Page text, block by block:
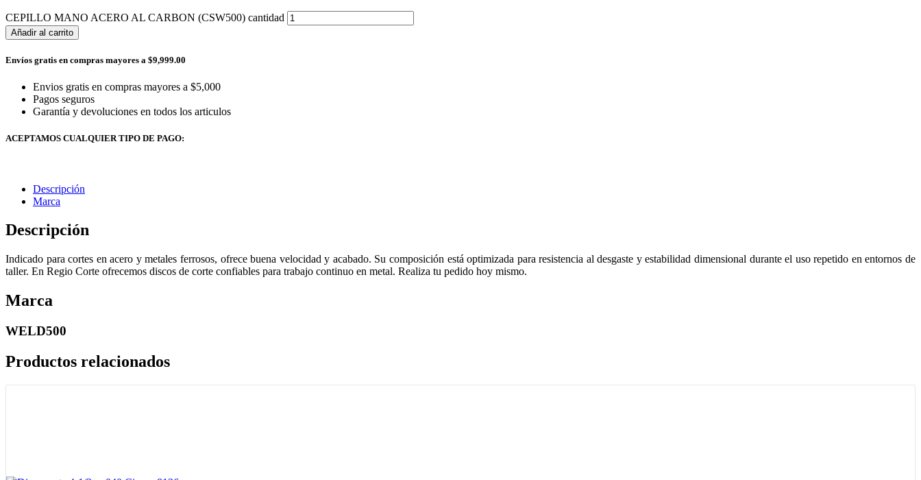
CEPILLO MANO ACERO AL CARBON (CSW500) cantidad
Añadir al carrito
Envíos gratis en compras mayores a $9,999.00
Envios gratis en compras mayores a $5,000
Pagos seguros
Garantía y devoluciones en todos los articulos
ACEPTAMOS CUALQUIER TIPO DE PAGO:
Descripción
Marca
Descripción
Indicado para cortes en acero y metales ferrosos, ofrece buena velocidad y acabado. Su composición está optimizada para resistencia al desgaste y estabilidad dimensional durante el uso repetido en entornos de
taller. En Regio Corte ofrecemos discos de corte confiables para trabajo continuo en metal. Realiza tu pedido hoy mismo.
Marca
WELD500
Productos relacionados